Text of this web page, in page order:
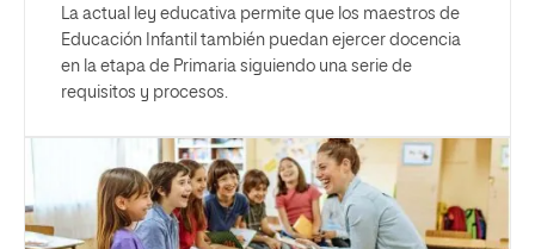
La actual ley educativa permite que los maestros de
Educación Infantil también puedan ejercer docencia
en la etapa de Primaria siguiendo una serie de
requisitos y procesos.